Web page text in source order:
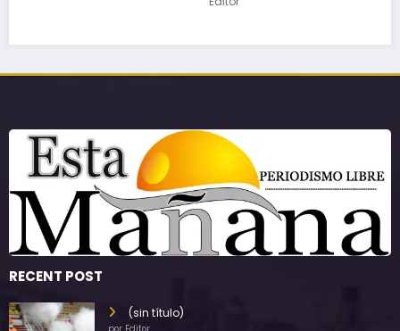
RECENT POST
(sin título)